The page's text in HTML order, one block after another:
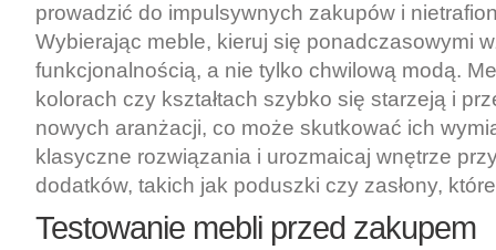
prowadzić do impulsywnych zakupów i
Wybierając meble, kieruj się ponadczasowymi
funkcjonalnością, a nie tylko chwilową modą.
kolorach czy kształtach szybko się starzeją i
nowych aranżacji, co może skutkować ich
klasyczne rozwiązania i urozmaicaj wnętrze
dodatków, takich jak poduszki czy zasłony,
Testowanie mebli przed zakupem